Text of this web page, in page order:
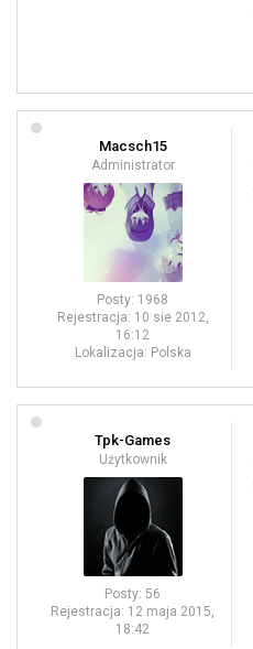
Macsch15
Administrator
Posty: 1968
Rejestracja: 10 sie 2012,
16:12
Lokalizacja: Polska
Tpk-Games
Użytkownik
Posty: 56
Rejestracja: 12 maja 2015,
18:42